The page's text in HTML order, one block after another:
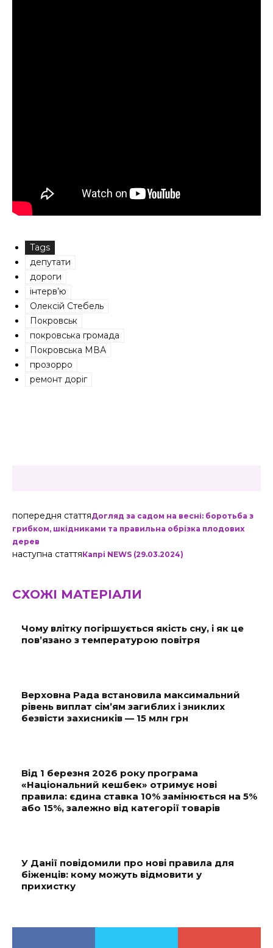
Tags
депутати
дороги
інтерв’ю
Олексій Стебель
Покровськ
покровська громада
Покровська МВА
прозорро
ремонт доріг
попередня статтяДогляд за садом на весні: боротьба з
грибком, шкідниками та правильна обрізка плодових
дерев
наступна статтяКапрі NEWS (29.03.2024)
СХОЖІ МАТЕРІАЛИ
Чому влітку погіршується якість сну, і як це
пов’язано з температурою повітря
Верховна Рада встановила максимальний
рівень виплат сім’ям загиблих і зниклих
безвісти захисників — 15 млн грн
Від 1 березня 2026 року програма
«Національний кешбек» отримує нові
правила: єдина ставка 10% замінюється на 5%
або 15%, залежно від категорії товарів
У Данії повідомили про нові правила для
біженців: кому можуть відмовити у
прихистку